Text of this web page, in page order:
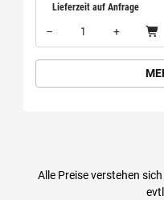
Lieferzeit auf Anfrage
–
+
Menge: 1
Alle Preise verstehen